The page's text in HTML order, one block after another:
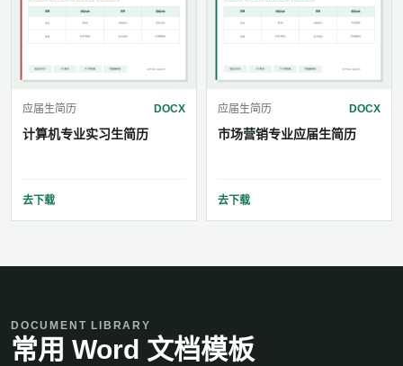
应届生简历 DOCX
计算机专业实习生简历
去下载
应届生简历 DOCX
市场营销专业应届生简历
去下载
DOCUMENT LIBRARY
常用 Word 文档模板